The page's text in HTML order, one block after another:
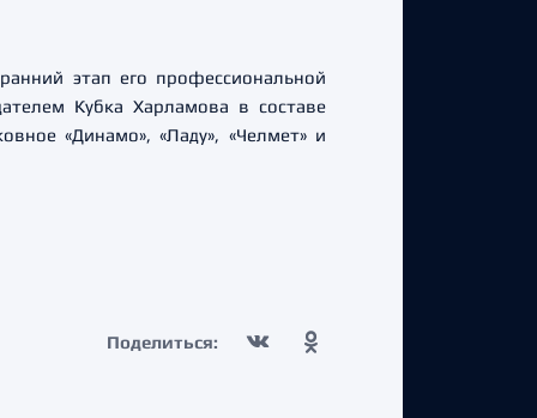
этап его профессиональной
Кубка Харламова в составе
«Динамо», «Ладу», «Челмет» и
Поделиться: